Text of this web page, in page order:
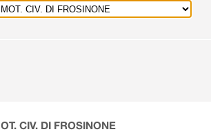
CIV. DI FROSINONE